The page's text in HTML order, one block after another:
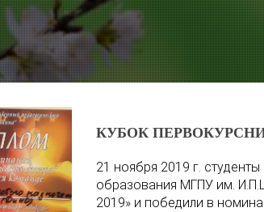
КУБОК
21 ноября 2019 г.
образования МГПУ им.
2019» и победили в